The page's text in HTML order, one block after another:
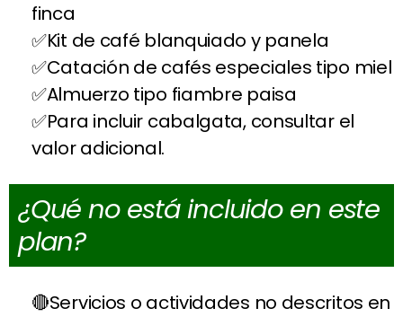
finca
Kit de café blanquiado y panela
Catación de cafés especiales tipo miel
Almuerzo tipo fiambre paisa
Para incluir cabalgata, consultar el
valor adicional.
¿Qué no está incluido en este
plan?
Servicios o actividades no descritos en